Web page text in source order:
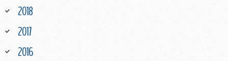
2018
2017
2016